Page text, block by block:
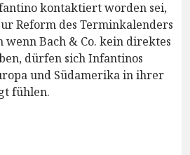
kontaktiert worden sei,
Reform des Terminkalenders
wenn Bach & Co. kein direktes
dürfen sich Infantinos
und Südamerika in ihrer
fühlen.